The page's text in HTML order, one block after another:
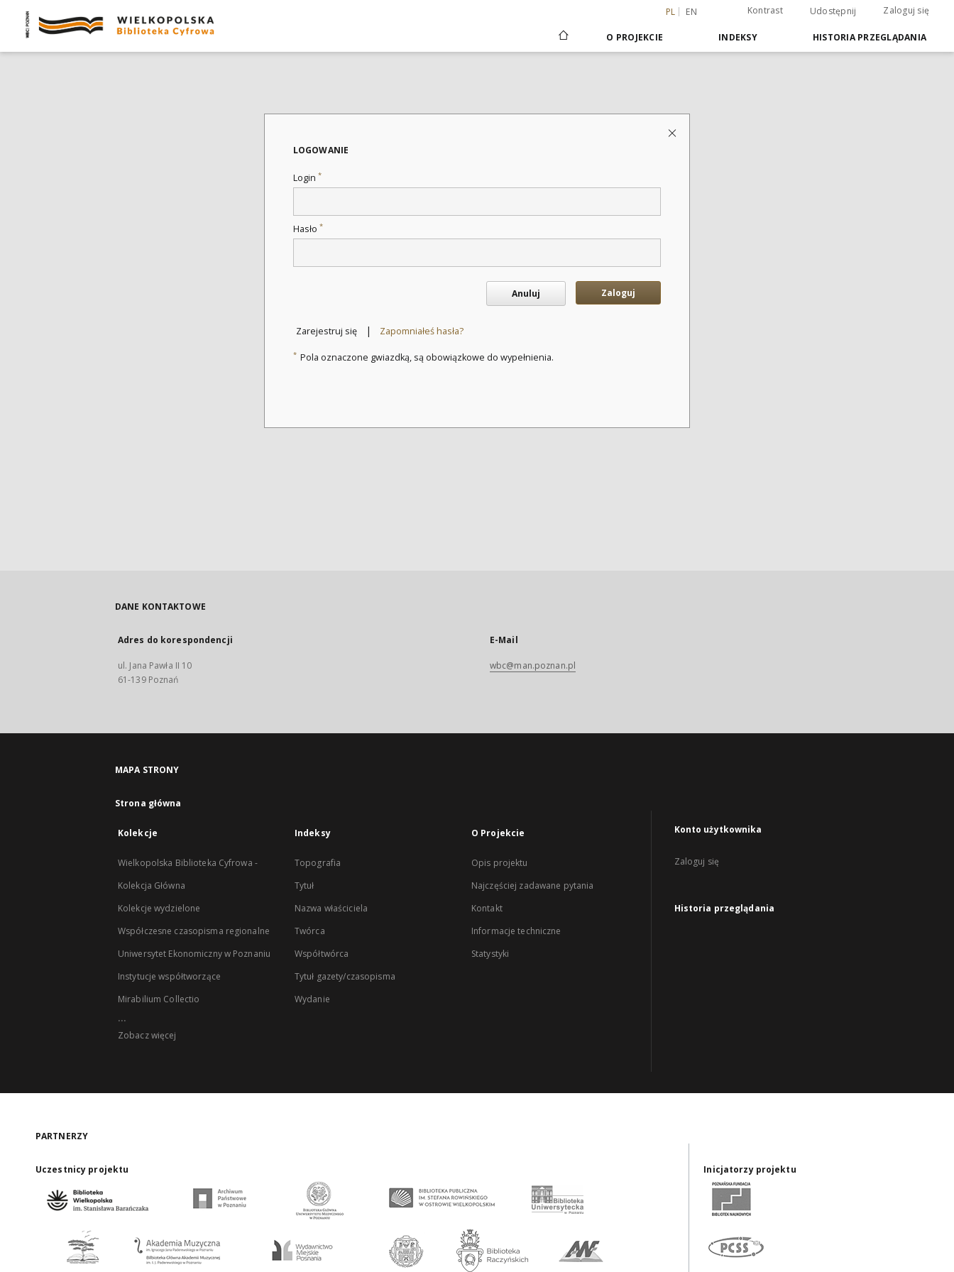
PL EN Kontrast Udostępnij Zaloguj się
O PROJEKCIE INDEKSY HISTORIA PRZEGLĄDANIA
LOGOWANIE
Login *
Hasło *
Anuluj Zaloguj
Zarejestruj się | Zapomniałeś hasła?
* Pola oznaczone gwiazdką, są obowiązkowe do wypełnienia.
DANE KONTAKTOWE
Adres do korespondencji
ul. Jana Pawła II 10
61-139 Poznań
E-Mail
wbc@man.poznan.pl
MAPA STRONY
Strona główna
Kolekcje
Wielkopolska Biblioteka Cyfrowa -
Kolekcja Główna
Kolekcje wydzielone
Współczesne czasopisma regionalne
Uniwersytet Ekonomiczny w Poznaniu
Instytucje współtworzące
Mirabilium Collectio
...
Zobacz więcej
Indeksy
Topografia
Tytuł
Nazwa właściciela
Twórca
Współtwórca
Tytuł gazety/czasopisma
Wydanie
O Projekcie
Opis projektu
Najczęściej zadawane pytania
Kontakt
Informacje techniczne
Statystyki
Konto użytkownika
Zaloguj się
Historia przeglądania
PARTNERZY
Uczestnicy projektu Inicjatorzy projektu